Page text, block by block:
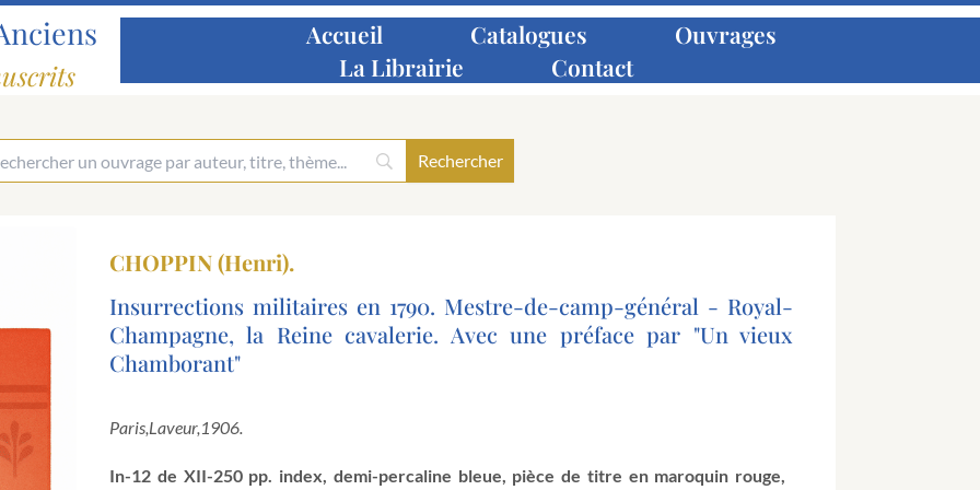
Accueil Catalogues
Ouvrages
La Librairie
Contact
CHOPPIN (Henri).
Insurrections militaires en 1790. Mestre-de-camp-général - Royal-
Champagne, la Reine cavalerie. Avec une préface par "Un vieux
Chamborant"
Paris,Laveur,1906.
In-12 de XII-250 pp. index, demi-percaline bleue, pièce de titre en maroquin rouge,